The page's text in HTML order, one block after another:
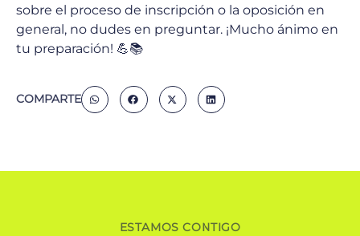
sobre el proceso de inscripción o la oposición en
general, no dudes en preguntar. ¡Mucho ánimo en
tu preparación! 💪📚
COMPARTE
ESTAMOS CONTIGO